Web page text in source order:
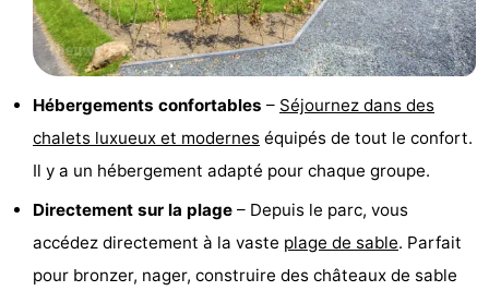
faire
Lieux
d'intérêt
Musées
-
Monuments
Moulins
-
Hébergements confortables – Séjournez dans des
chalets luxueux et modernes équipés de tout le confort.
Il y a un hébergement adapté pour chaque groupe.
Directement sur la plage – Depuis le parc, vous
accédez directement à la vaste plage de sable. Parfait
pour bronzer, nager, construire des châteaux de sable